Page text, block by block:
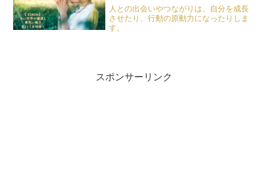
人との出会いやつながりは、自分を成長
させたり、行動の原動力になったりしま
す。
スポンサーリンク